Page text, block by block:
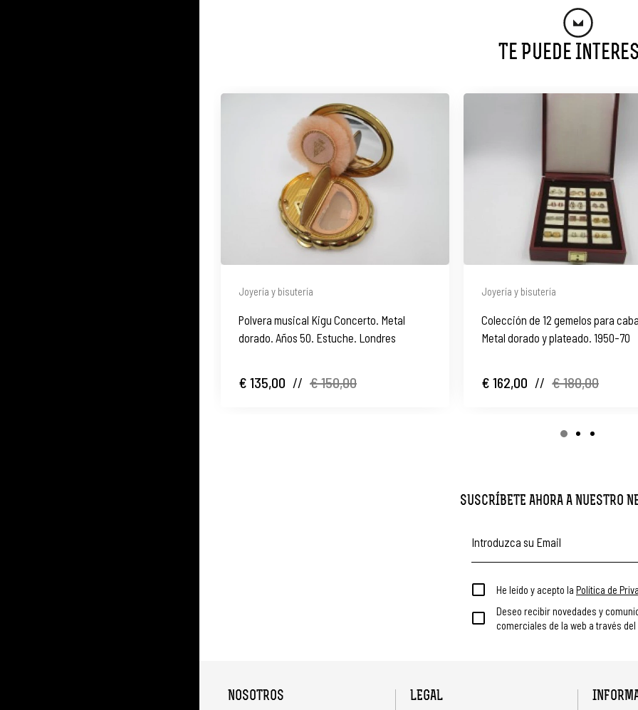
Te Puede
Joyería y bisutería
Polvera musical Kigu Concerto. Metal
dorado. Años 50. Estuche. Londres
€ 135,00 // € 150,00
Joyería y bisutería
Colección de 12 gemelos para
Metal dorado y plateado. 1950-70
€ 162,00 // € 180,00
SUSCRÍBETE AHORA A NUESTRO
He leído y acepto la Política de
Deseo recibir novedades y
comerciales de la web a través
NOSOTROS LEGAL